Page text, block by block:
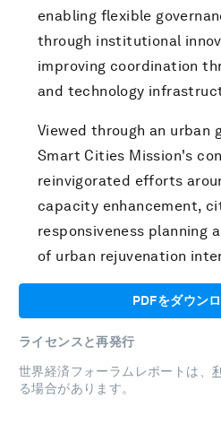
enabling flexible
through institutional
improving coordination
and technology
Viewed through an urban
Smart Cities Mission's
reinvigorated efforts
capacity enhancement,
responsiveness planning
of urban rejuvenation
PDFをダウン
ライセンスと再発行
世界経済フォーラムレポートは、
る場合があります。